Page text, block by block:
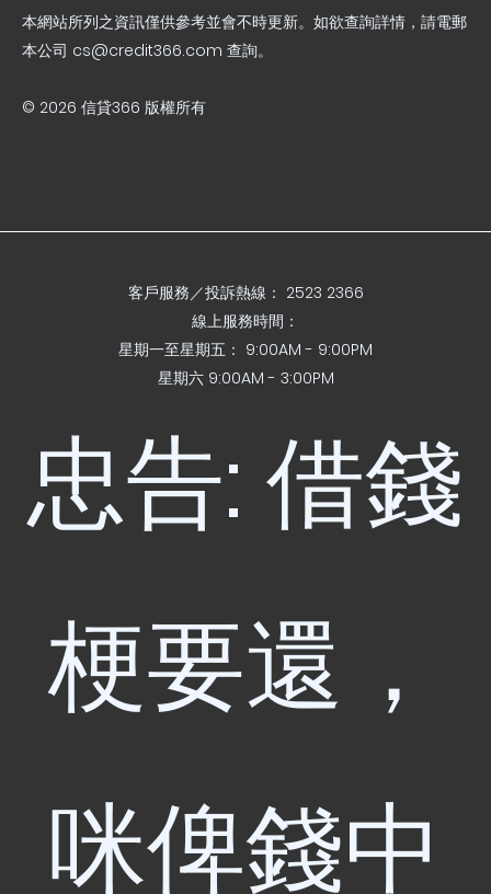
本網站所列之資訊僅供參考並會不時更新。如欲查詢詳情，請電郵
本公司 cs@credit366.com 查詢。
© 2026 信貸366 版權所有
客戶服務／投訴熱線： 2523 2366
線上服務時間：
星期一至星期五： 9:00AM - 9:00PM
星期六 9:00AM - 3:00PM
忠告: 借錢
梗要還，
咪俾錢中